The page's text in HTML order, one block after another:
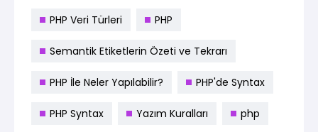
PHP Veri Türleri PHP
Semantik Etiketlerin Özeti ve Tekrarı
PHP İle Neler Yapılabilir? PHP'de Syntax
PHP Syntax Yazım Kuralları php